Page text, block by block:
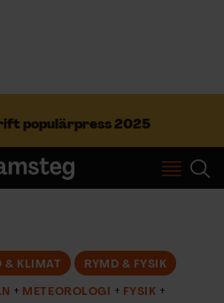
populärpress 2025
& KLIMAT RYMD & FYSIK
METEOROLOGI
FYSIK